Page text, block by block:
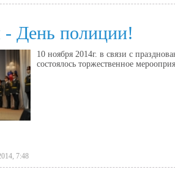
- День полиции!
10 ноября 2014г. в связи с
состоялось торжественное
7:48